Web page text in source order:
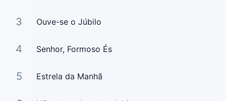
3 Ouve-se o Júbilo
4 Senhor, Formoso És
5 Estrela da Manhã